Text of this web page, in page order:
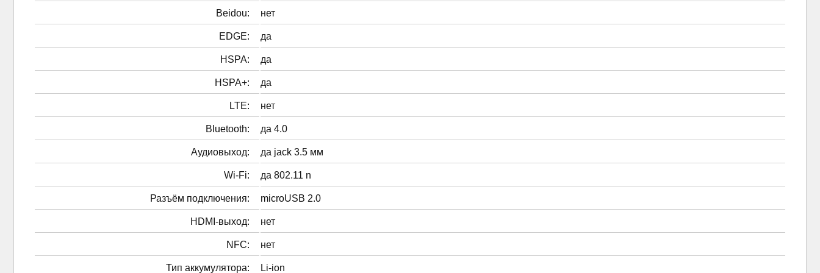
Beidou: нет
EDGE: да
HSPA: да
HSPA+: да
LTE: нет
Bluetooth: да 4.0
Аудиовыход: да jack 3.5 мм
Wi-Fi: да 802.11 n
Разъём подключения: microUSB 2.0
HDMI-выход: нет
NFC: нет
Тип аккумулятора: Li-ion